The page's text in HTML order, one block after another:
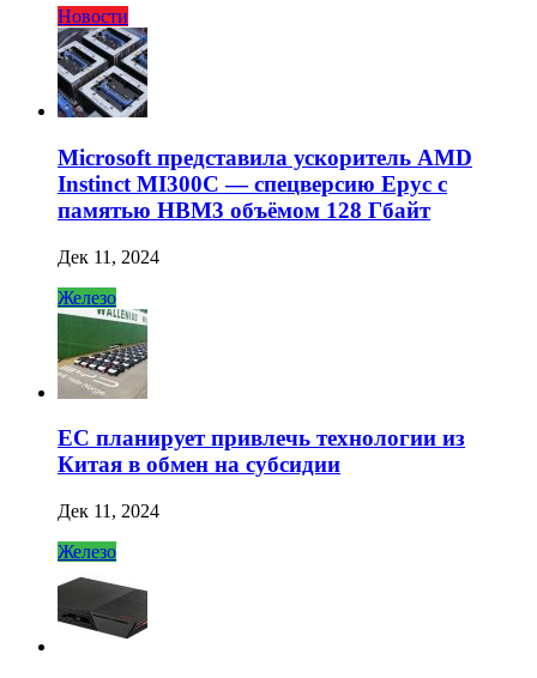
Новости
Microsoft представила ускоритель AMD
Instinct MI300C — спецверсию Epyc с
памятью HBM3 объёмом 128 Гбайт
Дек 11, 2024
Железо
ЕС планирует привлечь технологии из
Китая в обмен на субсидии
Дек 11, 2024
Железо